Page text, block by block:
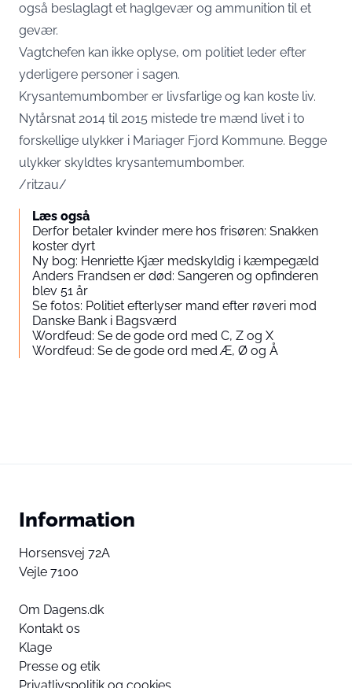
også beslaglagt et haglgevær og ammunition til et
gevær.
Vagtchefen kan ikke oplyse, om politiet leder efter
yderligere personer i sagen.
Krysantemumbomber er livsfarlige og kan koste liv.
Nytårsnat 2014 til 2015 mistede tre mænd livet i to
forskellige ulykker i Mariager Fjord Kommune. Begge
ulykker skyldtes krysantemumbomber.
/ritzau/
Læs også
Derfor betaler kvinder mere hos frisøren: Snakken
koster dyrt
Ny bog: Henriette Kjær medskyldig i kæmpegæld
Anders Frandsen er død: Sangeren og opfinderen
blev 51 år
Se fotos: Politiet efterlyser mand efter røveri mod
Danske Bank i Bagsværd
Wordfeud: Se de gode ord med C, Z og X
Wordfeud: Se de gode ord med Æ, Ø og Å
Information
Horsensvej 72A
Vejle 7100
Om Dagens.dk
Kontakt os
Klage
Presse og etik